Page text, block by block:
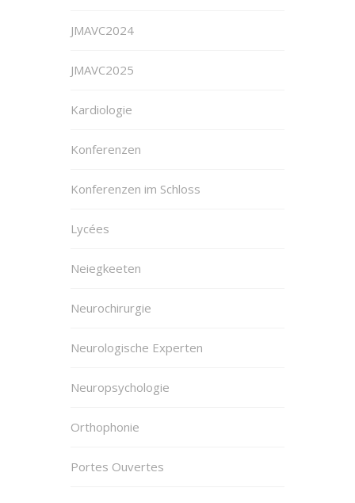
JMAVC2024
JMAVC2025
Kardiologie
Konferenzen
Konferenzen im Schloss
Lycées
Neiegkeeten
Neurochirurgie
Neurologische Experten
Neuropsychologie
Orthophonie
Portes Ouvertes